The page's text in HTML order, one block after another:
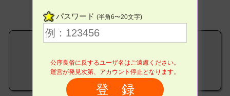
パスワード (半角6〜20文字)
公序良俗に反するユーザ名はご遠慮ください。
運営が発見次第、アカウント停止となります。